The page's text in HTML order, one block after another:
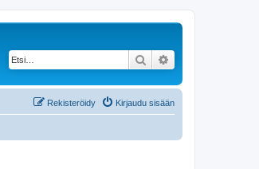
Etsi
Kirjaudu sisään
Rekisteröidy